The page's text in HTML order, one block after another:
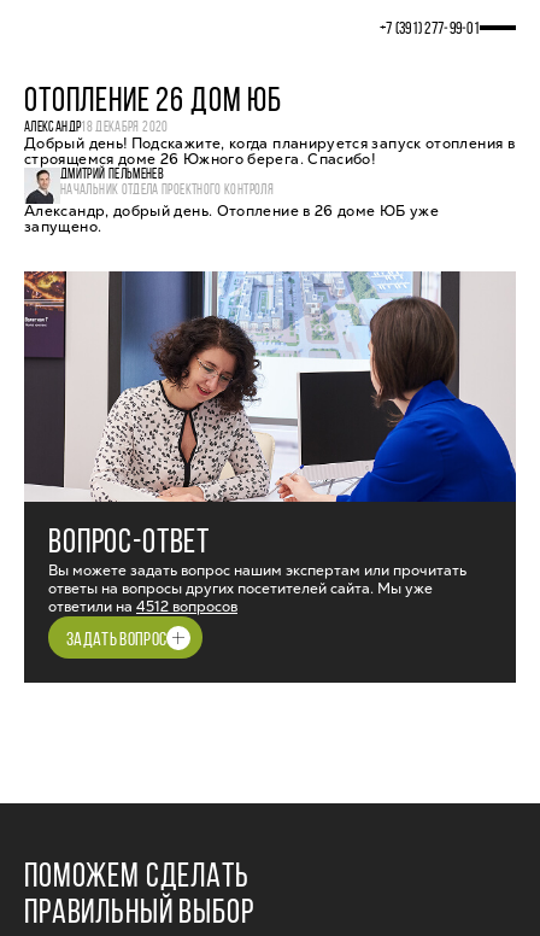
+7 (391) 277‒99‒01
ОТОПЛЕНИЕ 26 ДОМ ЮБ
АЛЕКСАНДР18 ДЕКАБРЯ 2020
Добрый день! Подскажите, когда планируется запуск отопления в
строящемся доме 26 Южного берега. Спасибо!
ДМИТРИЙ ПЕЛЬМЕНЕВ
НАЧАЛЬНИК ОТДЕЛА ПРОЕКТНОГО КОНТРОЛЯ
Александр, добрый день. Отопление в 26 доме ЮБ уже
запущено.
ВОПРОС-ОТВЕТ
Вы можете задать вопрос нашим экспертам или прочитать
ответы на вопросы других посетителей сайта. Мы уже
ответили на 4512 вопросов
ЗАДАТЬ ВОПРОС
ПОМОЖЕМ СДЕЛАТЬ
ПРАВИЛЬНЫЙ ВЫБОР